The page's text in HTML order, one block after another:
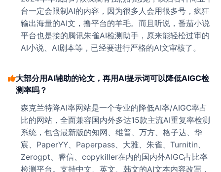
台一定会限制AI的内容，因为很多人会用很多号，疯狂
输出海量的AI文，撸平台的羊毛。而且听说，番茄小说
平台也是接的腾讯朱雀AI检测助手，原来能轻松过审的
AI小说、AI剧本等，已经要进行严格的AI文审核了。
大部分用AI辅助的论文，再用AI提示词可以降低AIGC检
测率吗？
森克兰特降AI率网站是一个专业的降低AI率/AIGC率占
比的网站，全面兼容国内外多达15款主流AI重复率检测
系统，包含最新版的知网、维普、万方、格子达、华
宸、PaperYY、Paperpass、大雅、朱雀、Turnitin、
Zerogpt、睿信、copykiller在内的国内外AIGC占比率
检测平台。支持中文、英文、韩文的AI文本内容改写，